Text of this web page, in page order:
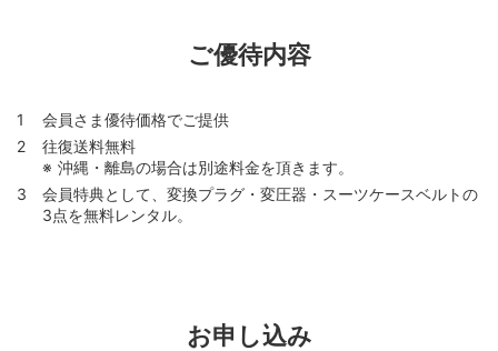
ご優待内容
会員さま優待価格でご提供
往復送料無料
沖縄・離島の場合は別途料金を頂きます。
会員特典として、変換プラグ・変圧器・スーツケースベルトの
3点を無料レンタル。
お申し込み